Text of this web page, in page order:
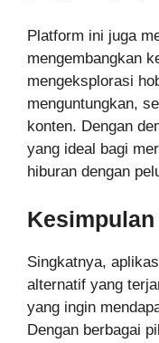
Platform ini juga
mengembangkan
mengeksplorasi
menguntungkan,
konten. Dengan
yang ideal bagi
hiburan dengan
Kesimpulan
Singkatnya,
alternatif yang
yang ingin
Dengan berbagai